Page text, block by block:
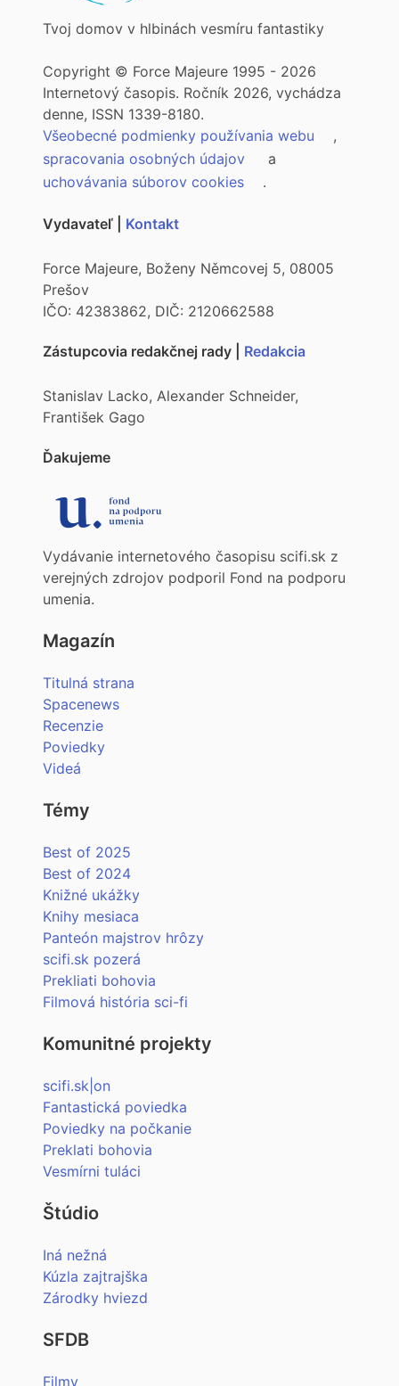
Tvoj domov v hlbinách vesmíru fantastiky
Copyright © Force Majeure 1995 - 2026
Internetový časopis. Ročník 2026, vychádza
denne, ISSN 1339-8180.
Všeobecné podmienky používania webu
,
spracovania osobných údajov
a
uchovávania súborov cookies
.
Vydavateľ | Kontakt
Force Majeure, Boženy Němcovej 5, 08005
Prešov
IČO: 42383862, DIČ: 2120662588
Zástupcovia redakčnej rady | Redakcia
Stanislav Lacko, Alexander Schneider,
František Gago
Ďakujeme
Vydávanie internetového časopisu scifi.sk z
verejných zdrojov podporil Fond na podporu
umenia.
Magazín
Titulná strana
Spacenews
Recenzie
Poviedky
Videá
Témy
Best of 2025
Best of 2024
Knižné ukážky
Knihy mesiaca
Panteón majstrov hrôzy
scifi.sk pozerá
Prekliati bohovia
Filmová história sci-fi
Komunitné projekty
scifi.sk|on
Fantastická poviedka
Poviedky na počkanie
Preklati bohovia
Vesmírni tuláci
Štúdio
Iná nežná
Kúzla zajtrajška
Zárodky hviezd
SFDB
Filmy